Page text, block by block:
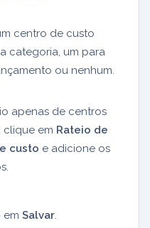
centro de custo
categoria, um para
ou nenhum.
apenas de centros
clique em Rateio de
custo e adicione os
em Salvar.